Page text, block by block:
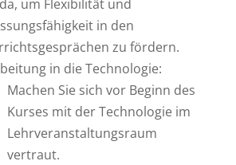
um Flexibilität und
in den
zu fördern.
in die Technologie:
Machen Sie sich vor Beginn des
Kurses mit der Technologie im
Lehrveranstaltungsraum
vertraut.